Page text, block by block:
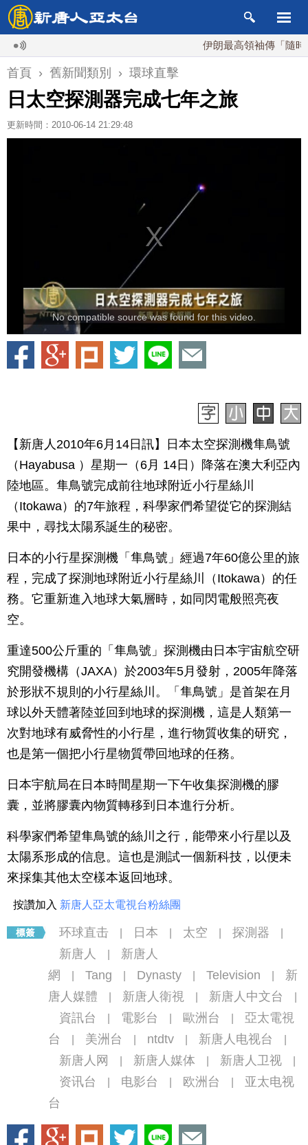
伊朗最高領袖傳「隨時死
首頁 › 舊新聞類別 › 環球直擊
日太空探測器完成七年之旅
更新時間：2010-06-14 21:29:48
No compatible source was found for this video.
【新唐人2010年6月14日訊】日本太空探測機隼鳥號
（Hayabusa ）星期一（6月 14日）降落在澳大利亞內
陸地區。隼鳥號完成前往地球附近小行星絲川
（Itokawa）的7年旅程，科學家們希望從它的探測結
果中，尋找太陽系誕生的秘密。
日本的小行星探測機「隼鳥號」經過7年60億公里的旅
程，完成了探測地球附近小行星絲川（Itokawa）的任
務。它重新進入地球大氣層時，如同閃電般照亮夜
空。
重達500公斤重的「隼鳥號」探測機由日本宇宙航空研
究開發機構（JAXA）於2003年5月發射，2005年降落
於形狀不規則的小行星絲川。「隼鳥號」是首架在月
球以外天體著陸並回到地球的探測機，這是人類第一
次對地球有威脅性的小行星，進行物質收集的研究，
也是第一個把小行星物質帶回地球的任務。
日本宇航局在日本時間星期一下午收集探測機的膠
囊，並將膠囊內物質轉移到日本進行分析。
科學家們希望隼鳥號的絲川之行，能帶來小行星以及
太陽系形成的信息。這也是測試一個新科技，以便未
來採集其他太空樣本返回地球。
按讚加入 新唐人亞太電視台粉絲團
环球直击 日本 太空 探測器
新唐人
新唐人
網
Tang Dynasty Television
新
唐人媒體
新唐人衛視 新唐人中文台
資訊台 電影台 歐洲台
亞太電視
台
美洲台 ntdtv 新唐人电视台
新唐人网 新唐人媒体 新唐人卫视
资讯台 电影台 欧洲台
亚太电视
台